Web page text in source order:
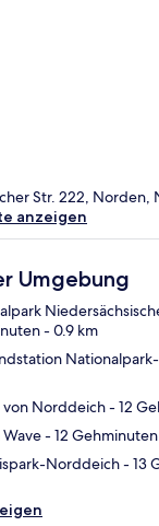
Str. 222, Norden,
anzeigen
Umgebung
- 0.9 km
von Norddeich- 12
- 12 Gehminuten
Norddeich- 13